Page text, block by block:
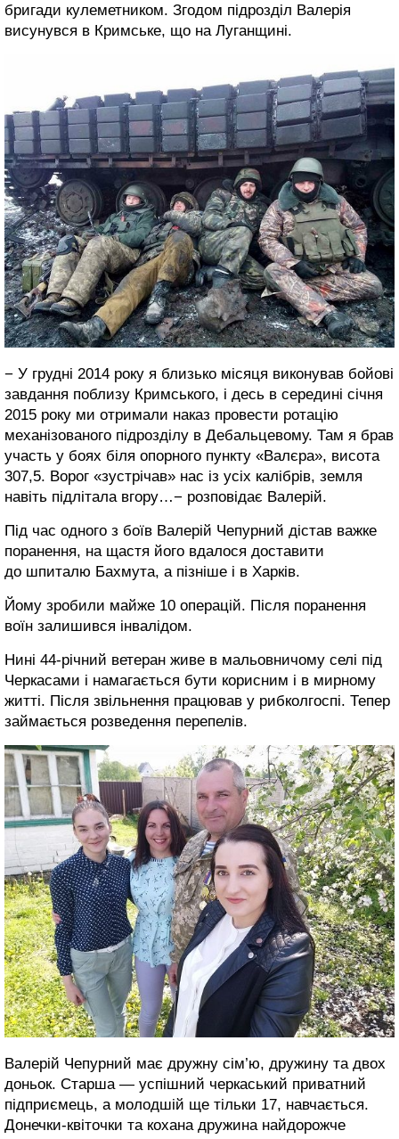
бригади кулеметником. Згодом підрозділ Валерія
висунувся в Кримське, що на Луганщині.
− У грудні 2014 року я близько місяця виконував бойові
завдання поблизу Кримського, і десь в середині січня
2015 року ми отримали наказ провести ротацію
механізованого підрозділу в Дебальцевому. Там я брав
участь у боях біля опорного пункту «Валєра», висота
307,5. Ворог «зустрічав» нас із усіх калібрів, земля
навіть підлітала вгору…− розповідає Валерій.
Під час одного з боїв Валерій Чепурний дістав важке
поранення, на щастя його вдалося доставити
до шпиталю Бахмута, а пізніше і в Харків.
Йому зробили майже 10 операцій. Після поранення
воїн залишився інвалідом.
Нині 44-річний ветеран живе в мальовничому селі під
Черкасами і намагається бути корисним і в мирному
житті. Після звільнення працював у рибколгоспі. Тепер
займається розведення перепелів.
Валерій Чепурний має дружну сім’ю, дружину та двох
доньок. Старша — успішний черкаський приватний
підприємець, а молодшій ще тільки 17, навчається.
Донечки-квіточки та кохана дружина найдорожче